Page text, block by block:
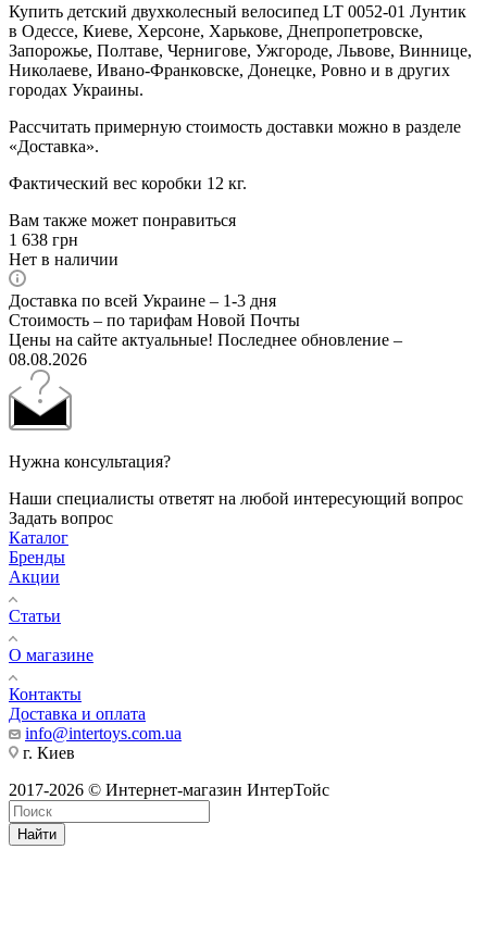
Купить детский двухколесный велосипед LT 0052-01 Лунтик
в Одессе, Киеве, Херсоне, Харькове, Днепропетровске,
Запорожье, Полтаве, Чернигове, Ужгороде, Львове, Виннице,
Николаеве, Ивано-Франковске, Донецке, Ровно и в других
городах Украины.
Рассчитать примерную стоимость доставки можно в разделе
«Доставка».
Фактический вес коробки 12 кг.
Вам также может понравиться
1 638 грн
Нет в наличии
Доставка по всей Украине – 1-3 дня
Стоимость – по тарифам Новой Почты
Цены на сайте актуальные! Последнее обновление –
08.08.2026
Нужна консультация?
Наши специалисты ответят на любой интересующий вопрос
Задать вопрос
Каталог
Бренды
Акции
Статьи
О магазине
Контакты
Доставка и оплата
info@intertoys.com.ua
г. Киев
2017-2026 © Интернет-магазин ИнтерТойс
Найти